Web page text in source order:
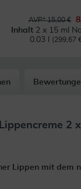
AVP* 15,00 €
Inhalt 2 x 15 ml
0.03 l
(299,67
2
Lippen mit